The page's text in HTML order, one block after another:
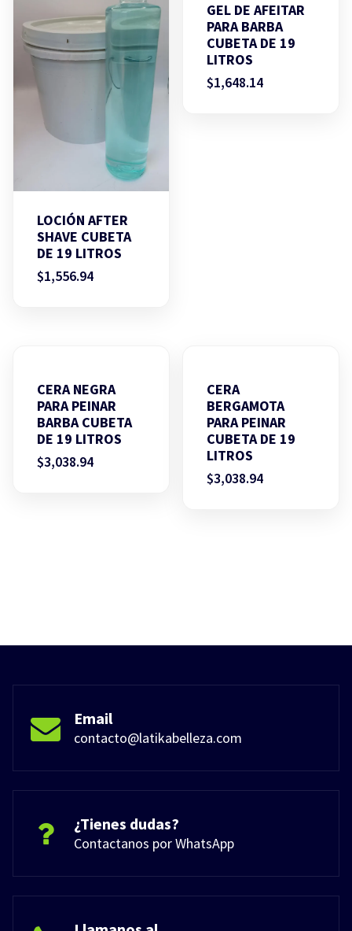
LOCIÓN AFTER
SHAVE CUBETA
DE 19 LITROS
$1,556.94
GEL DE AFEITAR
PARA BARBA
CUBETA DE 19
LITROS
$1,648.14
CERA NEGRA
PARA PEINAR
BARBA CUBETA
DE 19 LITROS
$3,038.94
CERA
BERGAMOTA
PARA PEINAR
CUBETA DE 19
LITROS
$3,038.94
Email
contacto@latikabelleza.com
¿Tienes dudas?
Contactanos por WhatsApp